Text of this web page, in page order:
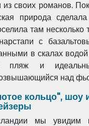
своих романов.
природа
там несколько
с
в скалах
пляж и
над
кольцо", шоу
мы увидим